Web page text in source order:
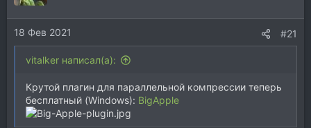
и
и
:18 Фев 2021 #21
vitalker написал(а):
Крутой плагин для параллельной компрессии теперь
бесплатный (Windows): BigApple